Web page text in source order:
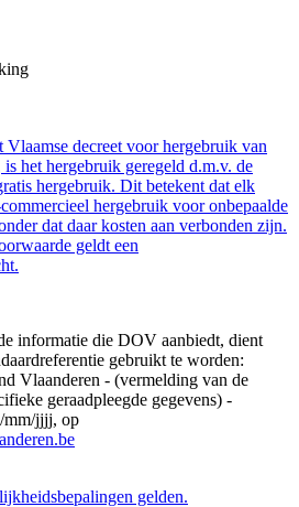
decreet voor hergebruik van
het hergebruik geregeld d.m.v. de
hergebruik. Dit betekent dat elk
hergebruik voor onbepaalde
dat daar kosten aan verbonden zijn.
geldt een
informatie die DOV aanbiedt, dient
gebruikt te worden:
Vlaanderen - (vermelding van de
geraadpleegde gegevens) -
mm/jjjj, op
gelden.